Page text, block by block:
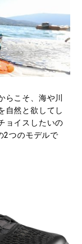
#MOVIE
らこそ、海や川
自然と欲してし
ョイスしたいの
2つのモデルで